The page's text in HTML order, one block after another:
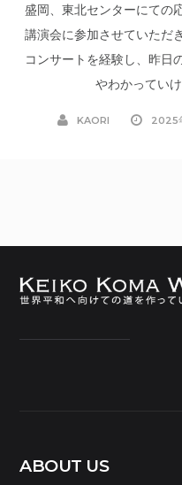
盛岡、東北センターにての
講演会に参加させていただ
コンサートを経験し、昨日
やわかってい
KAORI 2025
ABOUT US